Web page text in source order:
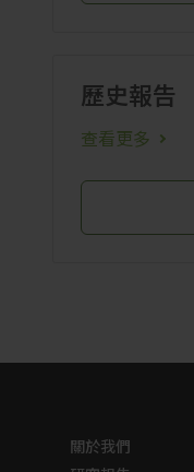
歷史報告
查看更多
關於我們